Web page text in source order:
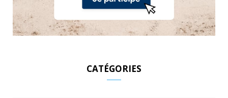
CATÉGORIES